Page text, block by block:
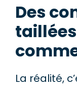
Des
La réalité,